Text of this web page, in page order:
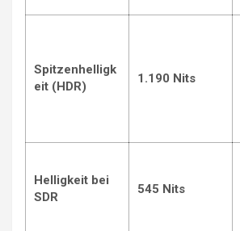
Spitzenhelligk
eit (HDR)
1.190 Nits
Helligkeit bei
SDR
545 Nits